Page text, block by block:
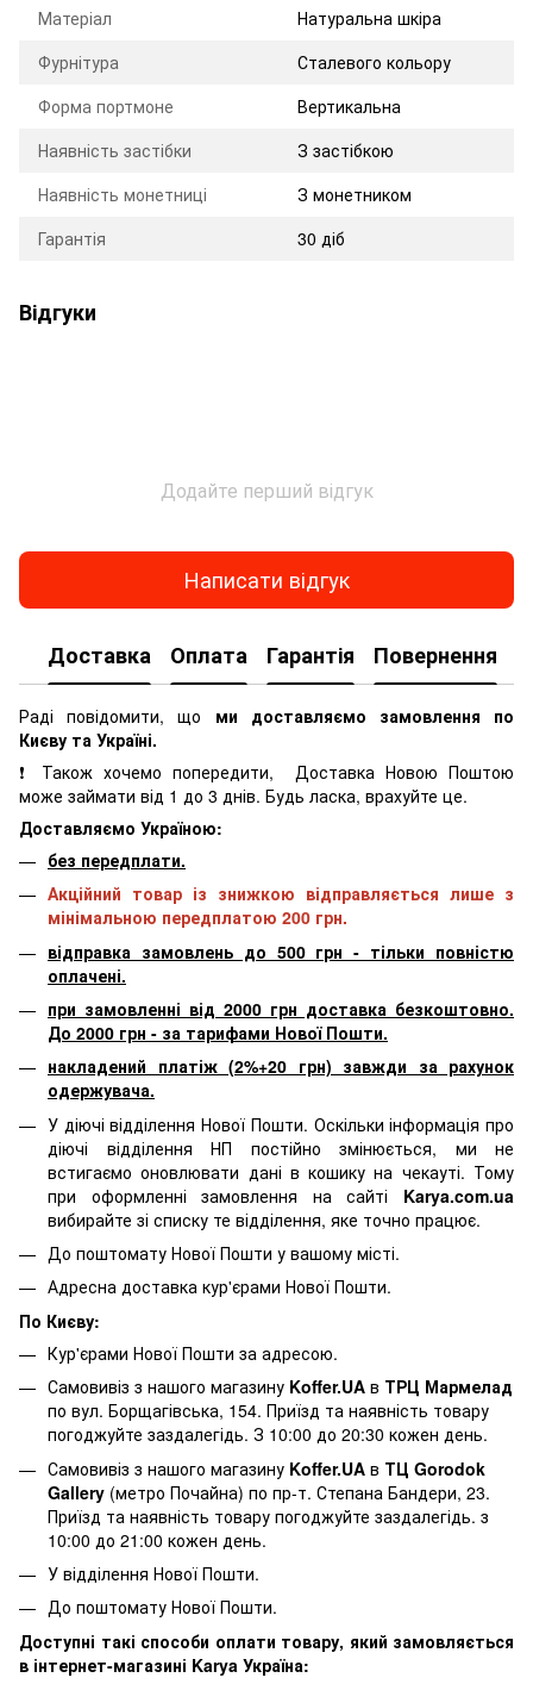
Матеріал
Натуральна шкіра
Фурнітура
Сталевого кольору
Форма портмоне
Вертикальна
Наявність застібки
З застібкою
Наявність монетниці
З монетником
Гарантія
30 діб
Відгуки
Додайте перший відгук
Написати відгук
Доставка Оплата Гарантія Повернення
Раді повідомити, що ми доставляємо замовлення по
Києву та Україні.
❗ Також хочемо попередити, Доставка Новою Поштою
може займати від 1 до 3 днів. Будь ласка, врахуйте це.
Доставляємо Україною:
без передплати.
Акційний товар із знижкою відправляється лише з
мінімальною передплатою 200 грн.
відправка замовлень до 500 грн - тільки повністю
оплачені.
при замовленні від 2000 грн доставка безкоштовно.
До 2000 грн - за тарифами Нової Пошти.
накладений платіж (2%+20 грн) завжди за рахунок
одержувача.
У діючі відділення Нової Пошти. Оскільки інформація про
діючі відділення НП постійно змінюється, ми не
встигаємо оновлювати дані в кошику на чекауті. Тому
при оформленні замовлення на сайті Karya.com.ua
вибирайте зі списку те відділення, яке точно працює.
До поштомату Нової Пошти у вашому місті.
Адресна доставка кур'єрами Нової Пошти.
По Києву:
Кур'єрами Нової Пошти за адресою.
Самовивіз з нашого магазину Koffer.UA в ТРЦ Мармелад
по вул. Борщагівська, 154. Приїзд та наявність товару
погоджуйте заздалегідь. З 10:00 до 20:30 кожен день.
Самовивіз з нашого магазину Koffer.UA в ТЦ Gorodok
Gallery (метро Почайна) по пр-т. Степана Бандери, 23.
Приїзд та наявність товару погоджуйте заздалегідь. з
10:00 до 21:00 кожен день.
У відділення Нової Пошти.
До поштомату Нової Пошти.
Доступні такі способи оплати товару, який замовляється
в інтернет-магазині Karya Україна: